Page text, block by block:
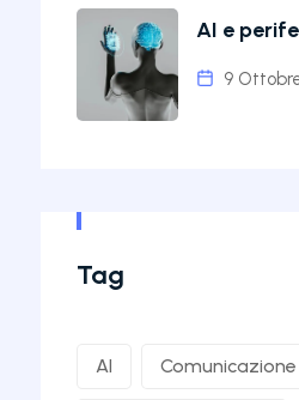
AI e
9
Tag
AI Comunicazione